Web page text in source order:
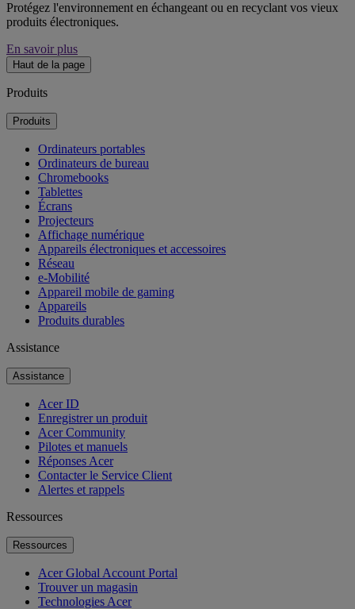
Protégez l'environnement en échangeant ou en recyclant vos vieux
produits électroniques.
En savoir plus
Haut de la page
Produits
Produits
Ordinateurs portables
Ordinateurs de bureau
Chromebooks
Tablettes
Écrans
Projecteurs
Affichage numérique
Appareils électroniques et accessoires
Réseau
e-Mobilité
Appareil mobile de gaming
Appareils
Produits durables
Assistance
Assistance
Acer ID
Enregistrer un produit
Acer Community
Pilotes et manuels
Réponses Acer
Contacter le Service Client
Alertes et rappels
Ressources
Ressources
Acer Global Account Portal
Trouver un magasin
Technologies Acer